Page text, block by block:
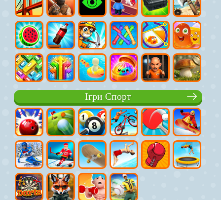
Ігри Спорт